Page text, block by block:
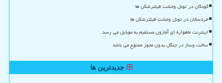
کودکان در تونل وحشت فیلترشکن ها
خردسالان در تونل وحشت فیلترشکن ها
اینترنت ماهواره ای آمازون مستقیم به موبایل می رسد
ساخت وساز در جنگل بدون مجوز ممنوع می باشد
جدیدترین ها